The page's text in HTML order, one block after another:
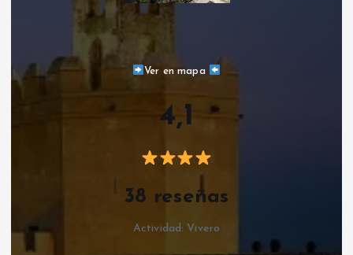
Ver en mapa
4,1
38 reseñas
Actividad: Vivero